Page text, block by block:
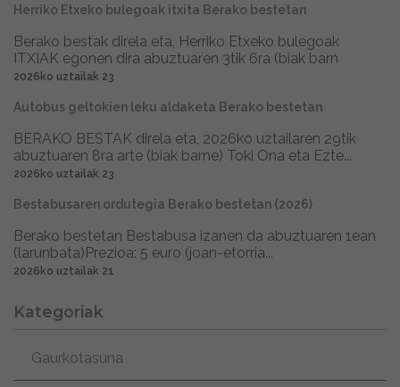
Herriko Etxeko bulegoak itxita Berako bestetan
Berako bestak direla eta, Herriko Etxeko bulegoak
ITXIAK egonen dira abuztuaren 3tik 6ra (biak barn
2026ko uztailak 23
Autobus geltokien leku aldaketa Berako bestetan
BERAKO BESTAK direla eta, 2026ko uztailaren 29tik
abuztuaren 8ra arte (biak barne) Toki Ona eta Ezte...
2026ko uztailak 23
Bestabusaren ordutegia Berako bestetan (2026)
Berako bestetan Bestabusa izanen da abuztuaren 1ean
(larunbata)Prezioa: 5 euro (joan-etorria...
2026ko uztailak 21
Kategoriak
Gaurkotasuna